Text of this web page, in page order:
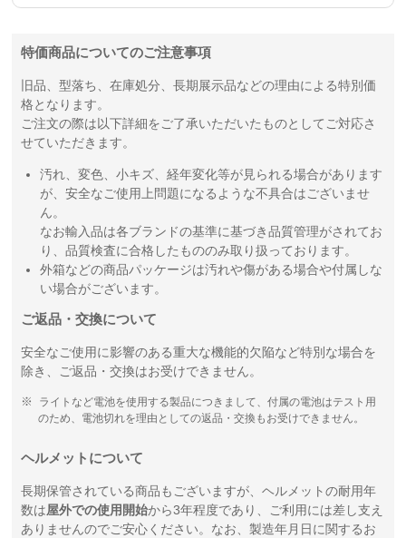
特価商品についてのご注意事項
旧品、型落ち、在庫処分、長期展示品などの理由による特別価
格となります。
ご注文の際は以下詳細をご了承いただいたものとしてご対応さ
せていただきます。
汚れ、変色、小キズ、経年変化等が見られる場合があります
が、安全なご使用上問題になるような不具合はございませ
ん。
なお輸入品は各ブランドの基準に基づき品質管理がされてお
り、品質検査に合格したもののみ取り扱っております。
外箱などの商品パッケージは汚れや傷がある場合や付属しな
い場合がございます。
ご返品・交換について
安全なご使用に影響のある重大な機能的欠陥など特別な場合を
除き、ご返品・交換はお受けできません。
ライトなど電池を使用する製品につきまして、付属の電池はテスト用
のため、電池切れを理由としての返品・交換もお受けできません。
ヘルメットについて
長期保管されている商品もございますが、ヘルメットの耐用年
数は屋外での使用開始から3年程度であり、ご利用には差し支え
ありませんのでご安心ください。なお、製造年月日に関するお